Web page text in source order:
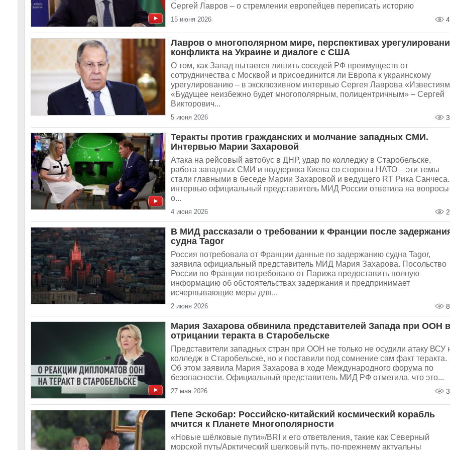
Сергей Лавров – о стремлении европейцев переписать историю
15 июня 2026
Лавров о многополярном мире, перспективах
конфликта на Украине и диалоге с США
О том, как Запад пытается лишить соседей РФ преимуществ от
сотрудничества с Москвой и присоединится ли Европа к украинскому
урегулированию – в эксклюзивном интервью Сергея Лаврова
«Будущее неизбежно будет многополярным, полицентричным» – Сергей
Викторович...
5 июня 2026
Теракты против гражданских и молчание западных СМИ.
Интервью Марии Захаровой
Атака на рейсовый автобус в ДНР, удар по колледжу в Старобельске,
работа западных СМИ и поддержка Киева со стороны НАТО – эти темы
стали главными в беседе Марии Захаровой и ведущего RT Рика
интервью официальный представитель МИД России ответила на вопросы
о...
4 июня 2026
В МИД рассказали о требовании к Франции после
судна Tagor
Россия потребовала от Франции данные по задержанию судна Tagor,
заявила официальный представитель МИД Мария Захарова. Посольство
России во Франции потребовало от Парижа предоставить полную
информацию об обстоятельствах задержания и предпринимает
исчерпывающие меры для...
2 июня 2026
Мария Захарова обвинила представителей Запада при ООН в
отрицании теракта в Старобельске
Представители западных стран при ООН не только не осудили атаку ВСУ
колледж в Старобельске, но и поставили под сомнение сам факт теракта.
Об этом заявила Мария Захарова в ходе Международного форума по
безопасности. Официальный представитель МИД РФ отметила, что это...
27 мая 2026
Пепе Эскобар: Российско-китайский космический корабль
мчится к Планете Многополярности
«Новые шёлковые пути»/BRI и его ответвления, такие как Северный
морской путь/Арктический шелковый путь, по-прежнему актуальны